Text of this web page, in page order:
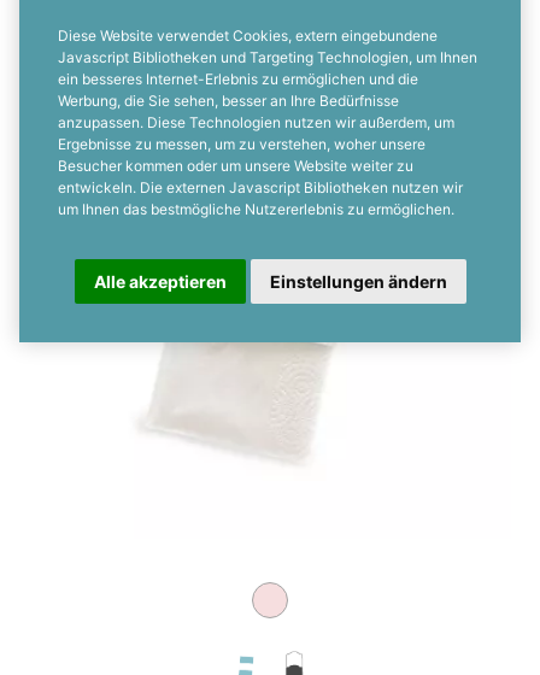
Diese Website verwendet Cookies, extern eingebundene
Javascript Bibliotheken und Targeting Technologien, um Ihnen
ein besseres Internet-Erlebnis zu ermöglichen und die
Werbung, die Sie sehen, besser an Ihre Bedürfnisse
anzupassen. Diese Technologien nutzen wir außerdem, um
Ergebnisse zu messen, um zu verstehen, woher unsere
Besucher kommen oder um unsere Website weiter zu
entwickeln. Die externen Javascript Bibliotheken nutzen wir
um Ihnen das bestmögliche Nutzererlebnis zu ermöglichen.
Alle akzeptieren Einstellungen ändern